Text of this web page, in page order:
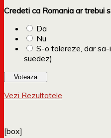
Credeti ca Romania ar trebui
Da
Nu
S-o tolereze, dar
suedez)
Vezi Rezultatele
[box]